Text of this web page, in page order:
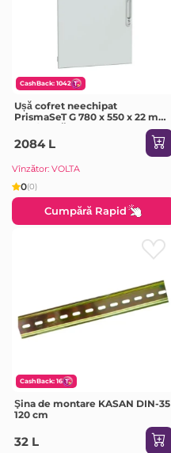
CashBack: 1042
Ușă cofret neechipat
PrismaSeT G 780 x 550 x 22 mm
Oțel/Sticlă Schneider-Electric
2084 L
Vînzător: VOLTA
0(0)
Cumpără Rapid
CashBack: 16
Şina de montare KASAN DIN-35
120 cm
32 L